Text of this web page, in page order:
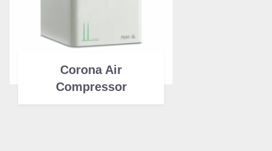
Corona Air
Compressor